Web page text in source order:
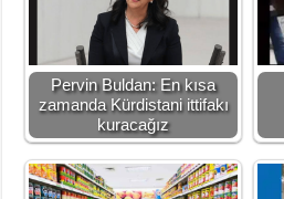
Pervin Buldan: En kısa
zamanda Kürdistani ittifakı
kuracağız